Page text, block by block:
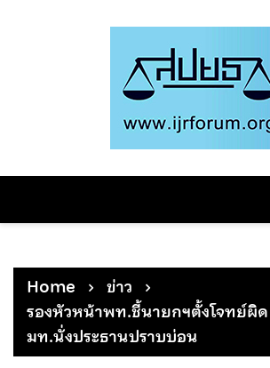
Home
ข่าว
รองหัวหน้าพท.ชี้นายกฯตั้งโจทย์ผิ
มท.นั่งประธานปราบบ่อน